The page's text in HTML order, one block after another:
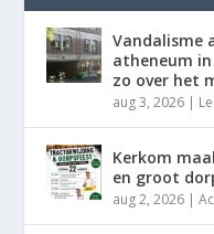
Vandalisme
atheneum
zo over het
aug 3, 2026 |
Kerkom
en groot
aug 2, 2026 |